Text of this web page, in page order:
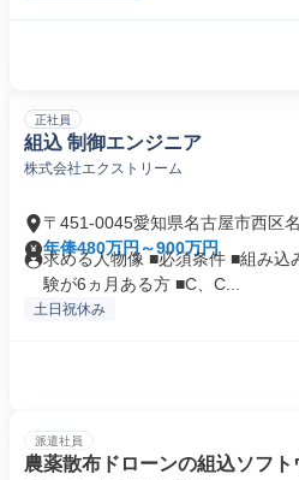
正社員
組込 制御エンジニア
株式会社エクストリーム
〒451-0045愛知県名古屋市西区
年俸480万円～900万円
求める人物像 ■必須条件 ■組み込
験が6ヵ月ある方 ■C、C...
土日祝休み
派遣社員
農薬散布ドローンの組込ソフト